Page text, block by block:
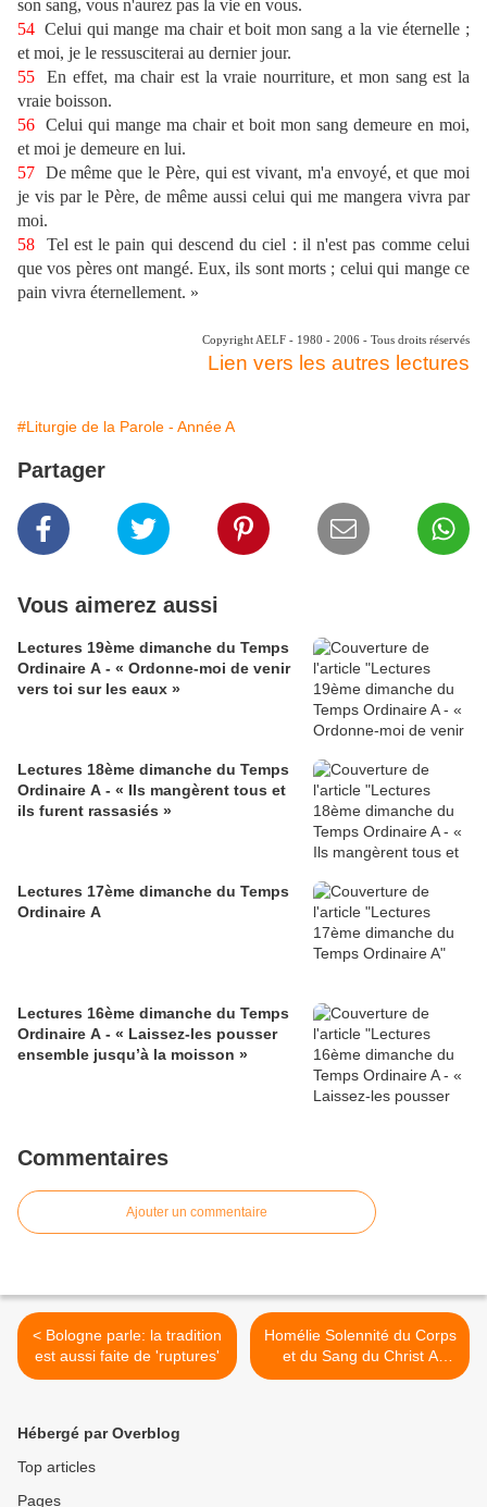
son sang, vous n'aurez pas la vie en vous.
54Celui qui mange ma chair et boit mon sang a la vie éternelle ;
et moi, je le ressusciterai au dernier jour.
55En effet, ma chair est la vraie nourriture, et mon sang est la
vraie boisson.
56 Celui qui mange ma chair et boit mon sang demeure en moi,
et moi je demeure en lui.
57 De même que le Père, qui est vivant, m'a envoyé, et que moi
je vis par le Père, de même aussi celui qui me mangera vivra par
moi.
58 Tel est le pain qui descend du ciel : il n'est pas comme celui
que vos pères ont mangé. Eux, ils sont morts ; celui qui mange ce
pain vivra éternellement. »
Copyright AELF - 1980 - 2006 - Tous droits réservés
Lien vers les autres lectures
#Liturgie de la Parole - Année A
Partager
Vous aimerez aussi
Lectures 19ème dimanche du Temps
Ordinaire A - « Ordonne-moi de venir
vers toi sur les eaux »
Lectures 18ème dimanche du Temps
Ordinaire A - « Ils mangèrent tous et
ils furent rassasiés »
Lectures 17ème dimanche du Temps
Ordinaire A
Lectures 16ème dimanche du Temps
Ordinaire A - « Laissez-les pousser
ensemble jusqu’à la moisson »
Commentaires
Ajouter un commentaire
< Bologne parle: la tradition
est aussi faite de 'ruptures'
Homélie Solennité du Corps
et du Sang du Christ A
2011 >
Hébergé par Overblog
Top articles
Pages